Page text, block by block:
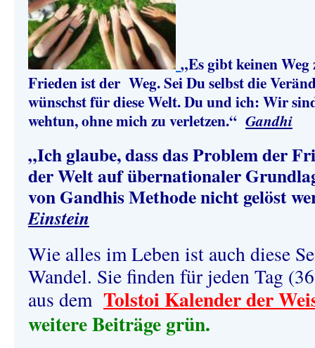
„Es gibt keinen
Frieden ist der Weg. Sei Du selbst die
wünschst für diese Welt. Du und ich: Wir
wehtun, ohne mich zu verletzen.“ Gandhi
„Ich glaube, dass das Problem der
der Welt auf übernationaler
von Gandhis Methode nicht gelöst
Einstein
Wie alles im Leben ist auch diese
Wandel. Sie finden für jeden Tag
aus dem Tolstoi Kalender der
weitere Beiträge grün.